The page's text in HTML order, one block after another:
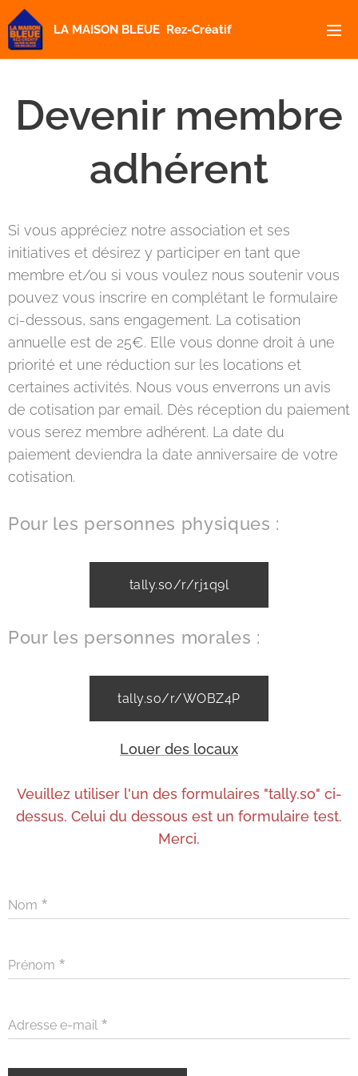
LA MAISON BLEUE Rez-Créatif
Devenir membre
adhérent
Si vous appréciez notre association et ses
initiatives et désirez y participer en tant que
membre et/ou si vous voulez nous soutenir vous
pouvez vous inscrire en complétant le formulaire
ci-dessous, sans engagement. La cotisation
annuelle est de 25€. Elle vous donne droit à une
priorité et une réduction sur les locations et
certaines activités. Nous vous enverrons un avis
de cotisation par email. Dès réception du paiement
vous serez membre adhérent. La date du
paiement deviendra la date anniversaire de votre
cotisation.
Pour les personnes physiques :
tally.so/r/rj1q9l
Pour les personnes morales :
tally.so/r/WOBZ4P
Louer des locaux
Veuillez utiliser l'un des formulaires "tally.so" ci-
dessus. Celui du dessous est un formulaire test.
Merci.
Nom
Prénom
Adresse e-mail